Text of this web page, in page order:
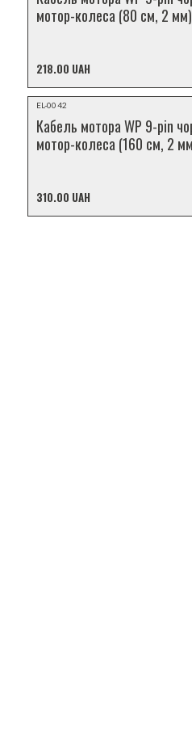
мотор-колеса (80 см, 2 мм)
218.00 UAH
НОВИНКА
EL-0042
Кабель мотора WP 9-pin
мотор-колеса (160 см, 2
310.00 UAH